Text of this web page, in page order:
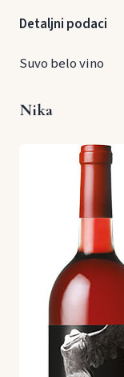
Detaljni podaci
Suvo belo vino
Nika